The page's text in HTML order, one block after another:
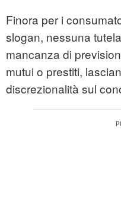
Finora per i
slogan, nessuna
mancanza di
mutui o prestiti,
discrezionalità sul